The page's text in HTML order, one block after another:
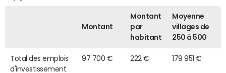
Montant
Montant
par
habitant
Moyenne
villages de
250 à 500
Total des emplois
d'investissement
97 700 € 222 € 179 951 €